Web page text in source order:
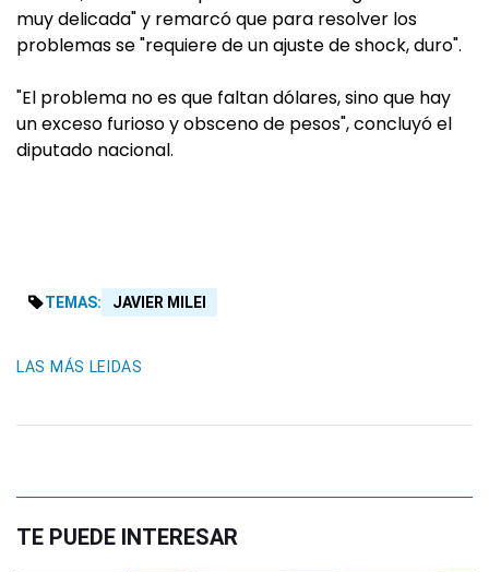
muy delicada" y remarcó que para resolver los
problemas se "requiere de un ajuste de shock, duro".
"El problema no es que faltan dólares, sino que hay
un exceso furioso y obsceno de pesos", concluyó el
diputado nacional.
TEMAS: JAVIER MILEI
LAS MÁS LEIDAS
TE PUEDE INTERESAR